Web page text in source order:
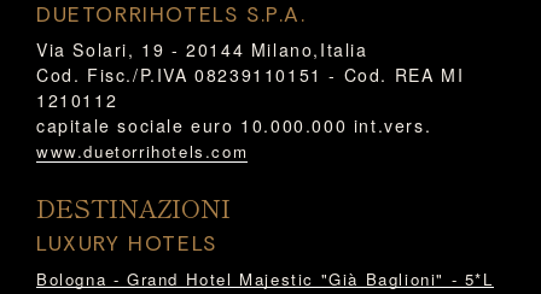
DUETORRIHOTELS S.P.A.
Via Solari, 19 - 20144 Milano,Italia
Cod. Fisc./P.IVA 08239110151 - Cod. REA MI
1210112
capitale sociale euro 10.000.000 int.vers.
www.duetorrihotels.com
DESTINAZIONI
LUXURY HOTELS
Bologna - Grand Hotel Majestic "Già Baglioni" - 5*L